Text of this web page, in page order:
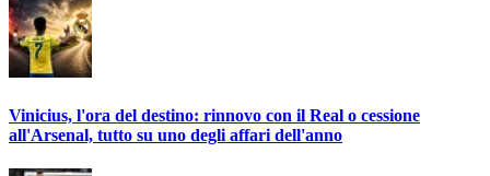
Vinicius, l'ora del destino: rinnovo con il Real o cessione
all'Arsenal, tutto su uno degli affari dell'anno